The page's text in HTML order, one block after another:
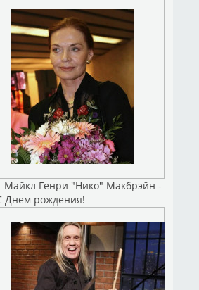
Майкл Генри "Нико" Макбрэйн -
Днем рождения!